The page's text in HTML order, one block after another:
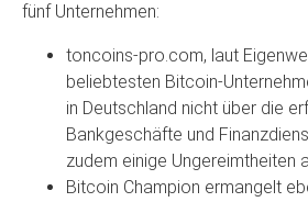
fünf Unternehmen:
toncoins-pro.com, laut
beliebtesten Bitcoin-
in Deutschland nicht über die
Bankgeschäfte und
zudem einige Ungereimtheiten
Bitcoin Champion ermangelt